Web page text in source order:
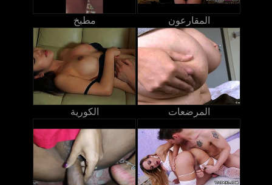
مطبخ المقارعون
الكورية المرضعات